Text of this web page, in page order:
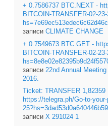
+ 0.7586737 BTC.NEXT -
BITCOIN-TRANSFER-02-
записи CLIMATE CHANGE
+ 0.7549673 BTC.GET -
BITCOIN-TRANSFER-02-
записи 22nd Annual
2016.
Ticket: TRANSFER
https://telegra.ph/Go-to-
записи X 291024 1